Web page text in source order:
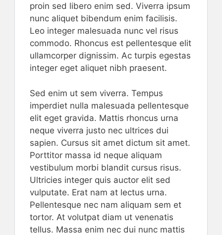
proin sed libero enim sed. Viverra ipsum
nunc aliquet bibendum enim facilisis.
Leo integer malesuada nunc vel risus
commodo. Rhoncus est pellentesque elit
ullamcorper dignissim. Ac turpis egestas
integer eget aliquet nibh praesent.
Sed enim ut sem viverra. Tempus
imperdiet nulla malesuada pellentesque
elit eget gravida. Mattis rhoncus urna
neque viverra justo nec ultrices dui
sapien. Cursus sit amet dictum sit amet.
Porttitor massa id neque aliquam
vestibulum morbi blandit cursus risus.
Ultricies integer quis auctor elit sed
vulputate. Erat nam at lectus urna.
Pellentesque nec nam aliquam sem et
tortor. At volutpat diam ut venenatis
tellus. Massa enim nec dui nunc mattis